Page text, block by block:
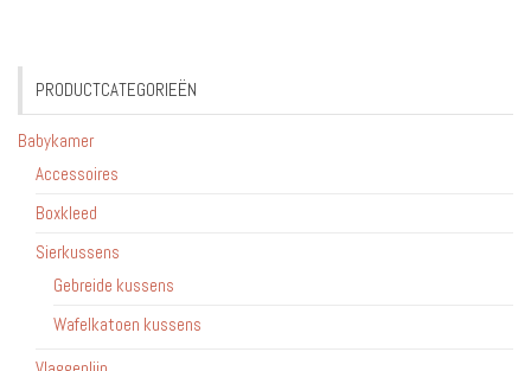
PRODUCTCATEGORIEËN
Babykamer
Accessoires
Boxkleed
Sierkussens
Gebreide kussens
Wafelkatoen kussens